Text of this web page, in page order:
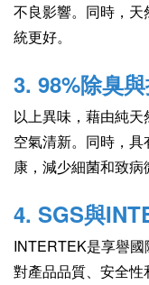
不良影響。同時，
統更好。
3. 98%除臭
以上異味，藉由純
空氣清新。同時，
康，減少細菌和致病
4. SGS與
INTERTEK是享譽
對產品品質、安全